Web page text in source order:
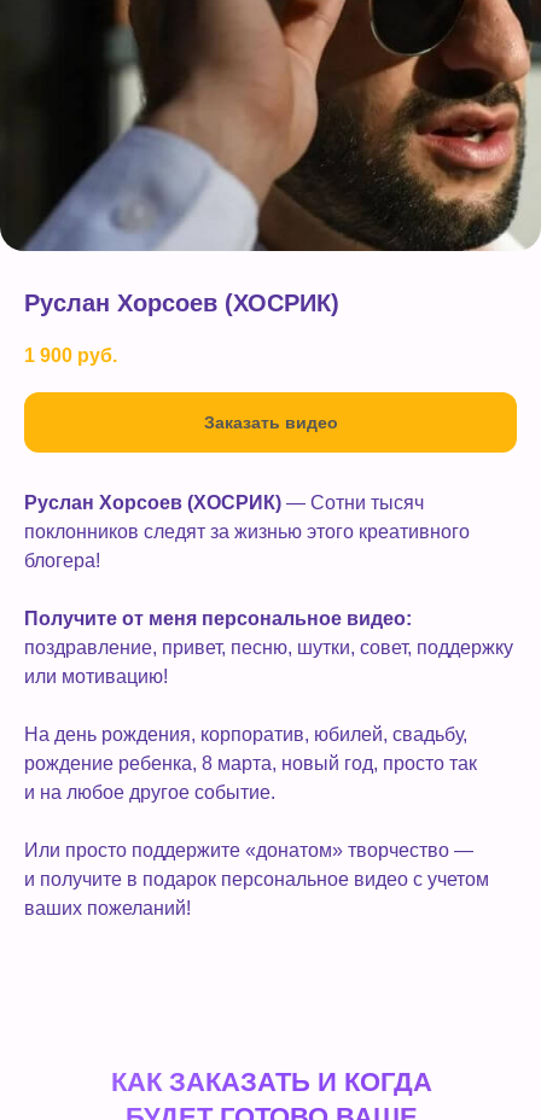
Руслан Хорсоев (ХОСРИК)
1 900 руб.
Заказать видео
Руслан Хорсоев (ХОСРИК) — Сотни тысяч
поклонников следят за жизнью этого креативного
блогера!
Получите от меня персональное видео:
поздравление, привет, песню, шутки, совет, поддержку
или мотивацию!
На день рождения, корпоратив, юбилей, свадьбу,
рождение ребенка, 8 марта, новый год, просто так
и на любое другое событие.
Или просто поддержите «донатом» творчество —
и получите в подарок персональное видео с учетом
ваших пожеланий!
КАК ЗАКАЗАТЬ И КОГДА